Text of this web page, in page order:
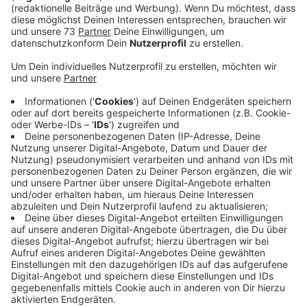
"Geschenkten Minute".
Veröffentlicht:Mittwoch, 21.05.2025 14:40
Anzeige
Zum 18.Dragonboat Cup werden Teilnehmer
aus dem In- und Ausland erwartet
Anzeige
Bei der Drachenbootregatta auf dem Hoxfelder
Pröbstingsee werden Teilnehmer u.a. aus den
Nachbarstaaten Niederlande und Tschechien erwartet.
Aber auch aus England und den deutschen
Bundesländern Baden Württemberg, Rheinland Pfalz,
Niedersachsen und NRW.Hier geht's zum